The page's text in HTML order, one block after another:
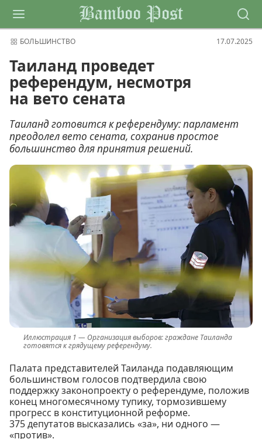
Bamboo Post
БОЛЬШИНСТВО 17.07.2025
Таиланд проведет
референдум, несмотря
на вето сената
Таиланд готовится к референдуму: парламент
преодолел вето сената, сохранив простое
большинство для принятия решений.
Организация выборов: граждане Таиланда
готовятся к грядущему референдуму.
Палата представителей Таиланда подавляющим
большинством голосов подтвердила свою
поддержку законопроекту о референдуме, положив
конец многомесячному тупику, тормозившему
прогресс в конституционной реформе.
375 депутатов высказались «за», ни одного —
«против».